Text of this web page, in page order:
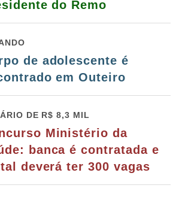
do Remo
de adolescente é
em Outeiro
DE R$ 8,3 MIL
Ministério da
banca é contratada e
deverá ter 300 vagas